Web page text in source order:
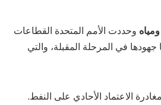
وحددت الأمم المتحدة القطاعات
جهودها في المرحلة المقبلة، والتي
الاعتماد الأحادي على النفط.